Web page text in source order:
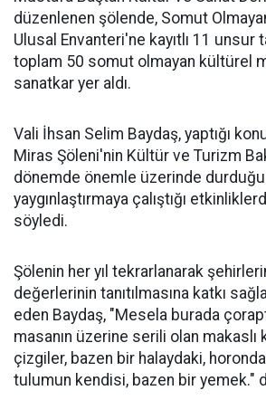
düzenlenen şölende, Somut
Ulusal Envanteri'ne kayıtlı 11 unsur
toplam 50 somut olmayan kültürel
sanatkar yer aldı.
Vali İhsan Selim Baydaş, yaptığı
Miras Şöleni'nin Kültür ve Turizm
dönemde önemle üzerinde
yaygınlaştırmaya çalıştığı
söyledi.
Şölenin her yıl tekrarlanarak
değerlerinin tanıtılmasına katkı
eden Baydaş, "Mesela burada
masanın üzerine serili olan makaslı
çizgiler, bazen bir halaydaki,
tulumun kendisi, bazen bir yemek."